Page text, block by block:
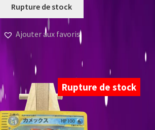
Rupture de stock
Ajouter aux favoris
Rupture de stock